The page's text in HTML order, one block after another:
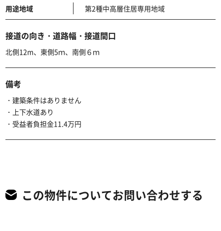
用途地域 第2種中高層住居専用地域
接道の向き・道路幅・接道間口
北側12m、東側5ｍ、南側６ｍ
備考
・建築条件はありません
・上下水道あり
・受益者負担金11.4万円
この物件についてお問い合わせする